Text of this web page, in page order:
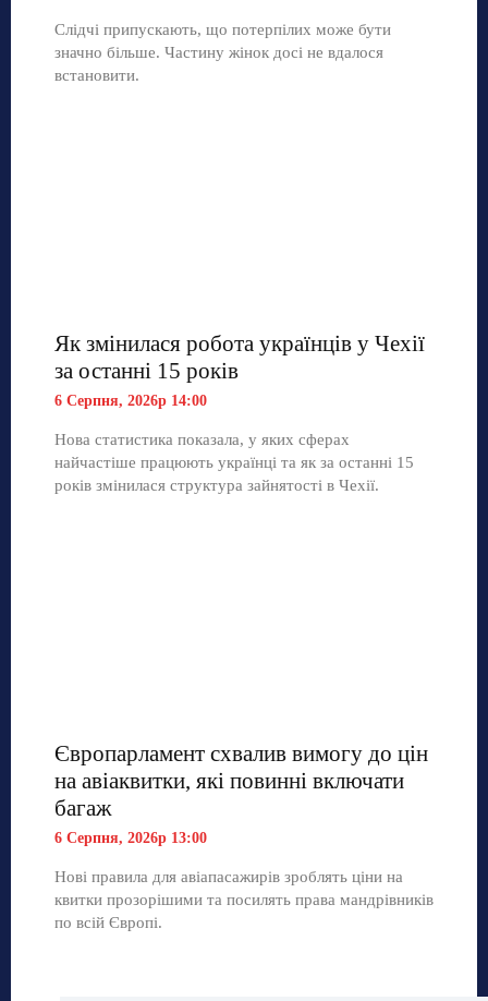
Слідчі припускають, що потерпілих може бути
значно більше. Частину жінок досі не вдалося
встановити.
Як змінилася робота українців у Чехії
за останні 15 років
6 Серпня, 2026р 14:00
Нова статистика показала, у яких сферах
найчастіше працюють українці та як за останні 15
років змінилася структура зайнятості в Чехії.
Європарламент схвалив вимогу до цін
на авіаквитки, які повинні включати
багаж
6 Серпня, 2026р 13:00
Нові правила для авіапасажирів зроблять ціни на
квитки прозорішими та посилять права мандрівників
по всій Європі.